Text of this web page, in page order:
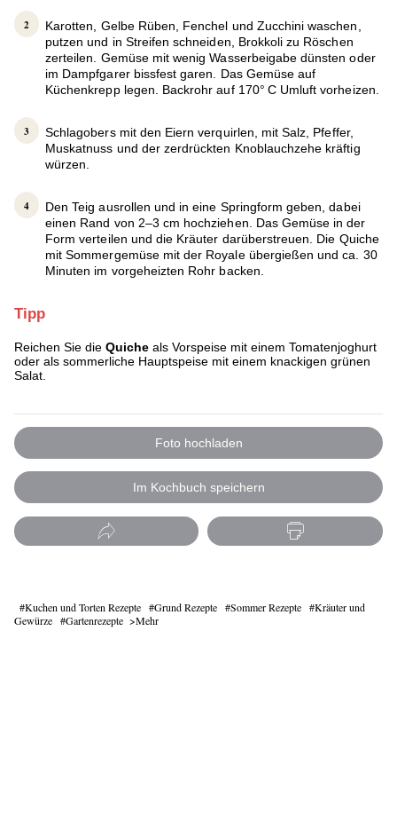
Karotten, Gelbe Rüben, Fenchel und Zucchini waschen,
putzen und in Streifen schneiden, Brokkoli zu Röschen
zerteilen. Gemüse mit wenig Wasserbeigabe dünsten oder
im Dampfgarer bissfest garen. Das Gemüse auf
Küchenkrepp legen. Backrohr auf 170° C Umluft vorheizen.
Schlagobers mit den Eiern verquirlen, mit Salz, Pfeffer,
Muskatnuss und der zerdrückten Knoblauchzehe kräftig
würzen.
Den Teig ausrollen und in eine Springform geben, dabei
einen Rand von 2–3 cm hochziehen. Das Gemüse in der
Form verteilen und die Kräuter darüberstreuen. Die Quiche
mit Sommergemüse mit der Royale übergießen und ca. 30
Minuten im vorgeheizten Rohr backen.
Tipp
Reichen Sie die Quiche als Vorspeise mit einem Tomatenjoghurt
oder als sommerliche Hauptspeise mit einem knackigen grünen
Salat.
Foto hochladen
Im Kochbuch speichern
Kuchen und Torten Rezepte Grund Rezepte Sommer Rezepte
Kräuter und
Gewürze
Gartenrezepte Mehr